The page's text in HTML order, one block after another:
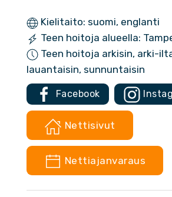
Kielitaito: suomi, englanti
Teen hoitoja alueella:
Teen hoitoja arkisin, arki-
lauantaisin, sunnuntaisin
Facebook
Nettisivut
Nettiajanvaraus